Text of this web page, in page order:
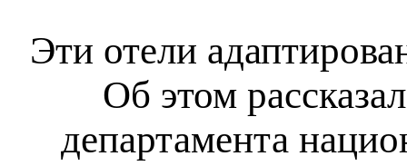
Эти отели
Об этом
департамента